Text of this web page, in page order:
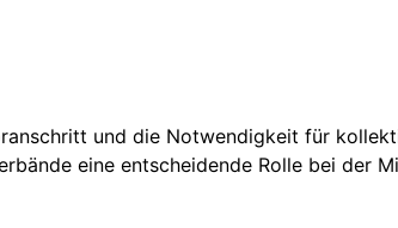
und die Notwendigkeit für
eine entscheidende Rolle bei der